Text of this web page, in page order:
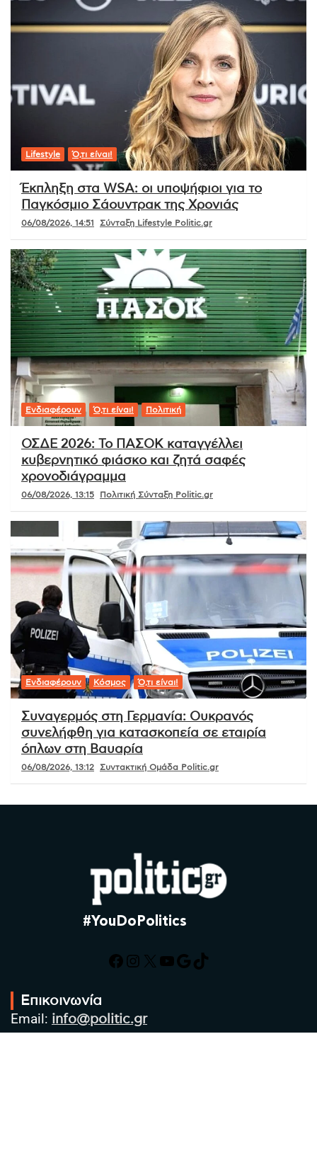
Lifestyle Ό,τι είναι!
Έκπληξη στα WSA: οι υποψήφιοι για το
Παγκόσμιο Σάουντρακ της Χρονιάς
06/08/2026, 14:51 Σύνταξη Lifestyle Politic.gr
Ενδιαφέρουν Ό,τι είναι! Πολιτική
ΟΣΔΕ 2026: Το ΠΑΣΟΚ καταγγέλλει
κυβερνητικό φιάσκο και ζητά σαφές
χρονοδιάγραμμα
06/08/2026, 13:15 Πολιτική Σύνταξη Politic.gr
Ενδιαφέρουν Κόσμος Ό,τι είναι!
Συναγερμός στη Γερμανία: Ουκρανός
συνελήφθη για κατασκοπεία σε εταιρία
όπλων στη Βαυαρία
06/08/2026, 13:12 Συντακτική Ομάδα Politic.gr
#YouDoPolitics
Facebook
Instagram
X YouTube
Google
TikTok
Επικοινωνία
Email: info@politic.gr
Τηλ: